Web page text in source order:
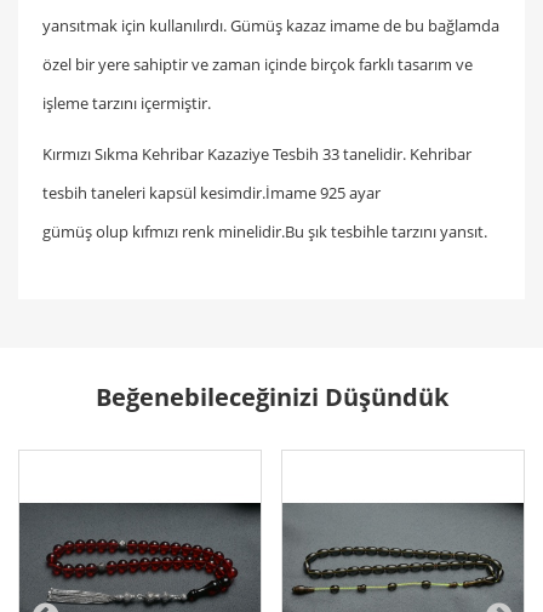
yansıtmak için kullanılırdı. Gümüş kazaz imame de bu bağlamda
özel bir yere sahiptir ve zaman içinde birçok farklı tasarım ve
işleme tarzını içermiştir.
Kırmızı Sıkma Kehribar Kazaziye Tesbih 33 tanelidir. Kehribar
tesbih taneleri kapsül kesimdir.İmame 925 ayar
gümüş olup kıfmızı renk minelidir.Bu şık tesbihle tarzını yansıt.
Beğenebileceğinizi Düşündük